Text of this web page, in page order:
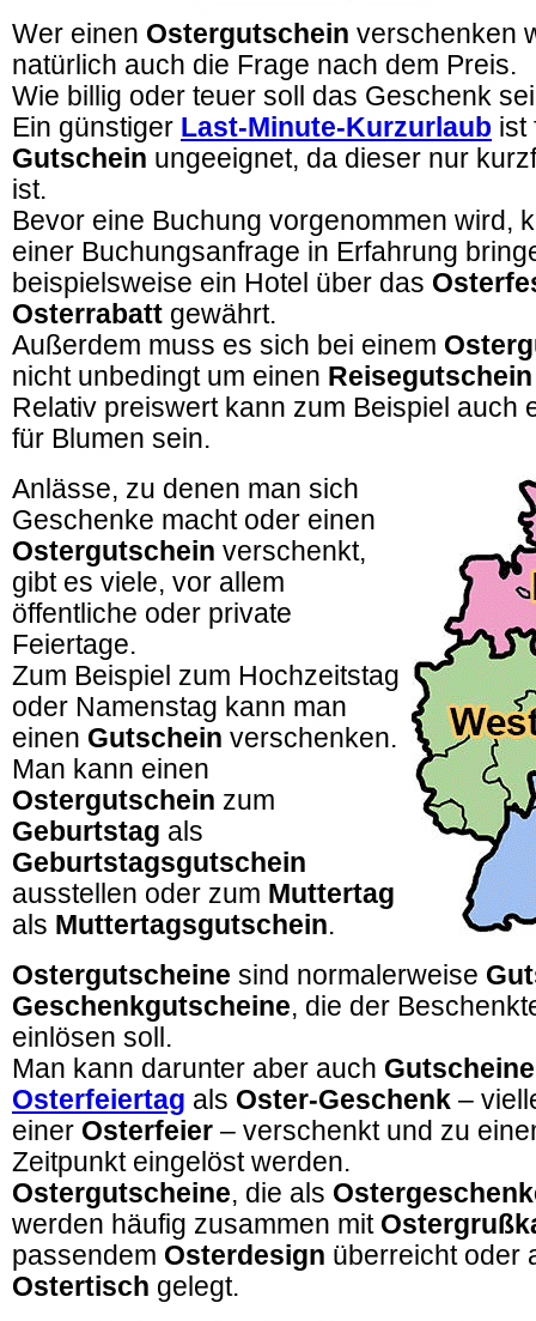
Wer einen Ostergutschein verschenken
natürlich auch die Frage nach dem Preis.
Wie billig oder teuer soll das Geschenk
Ein günstiger Last-Minute-Kurzurlaub ist
Gutschein ungeeignet, da dieser nur
ist.
Bevor eine Buchung vorgenommen wird,
einer Buchungsanfrage in Erfahrung
beispielsweise ein Hotel über das
Osterrabatt gewährt.
Außerdem muss es sich bei einem
nicht unbedingt um einen Reisegutschein
Relativ preiswert kann zum Beispiel auch
für Blumen sein.
Anlässe, zu denen man sich
Geschenke macht oder einen
Ostergutschein verschenkt,
gibt es viele, vor allem
öffentliche oder private
Feiertage.
Zum Beispiel zum Hochzeitstag
oder Namenstag kann man
einen Gutschein verschenken.
Man kann einen
Ostergutschein zum
Geburtstag als
Geburtstagsgutschein
ausstellen oder zum Muttertag
als Muttertagsgutschein.
Ostergutscheine sind normalerweise
Geschenkgutscheine, die der
einlösen soll.
Man kann darunter aber auch Gutscheine
Osterfeiertag als Oster-Geschenk –
einer Osterfeier – verschenkt und zu
Zeitpunkt eingelöst werden.
Ostergutscheine, die als
werden häufig zusammen mit
passendem Osterdesign überreicht oder
Ostertisch gelegt.